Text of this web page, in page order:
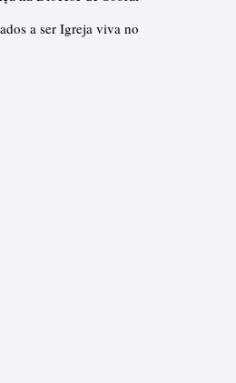
a ser Igreja viva no